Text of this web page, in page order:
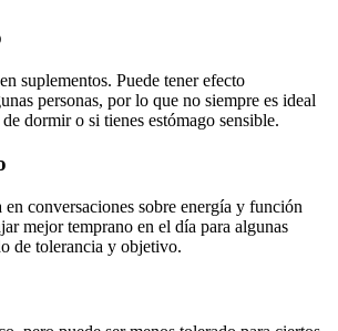
suplementos. Puede tener efecto
personas, por lo que no siempre es ideal
dormir o si tienes estómago sensible.
en conversaciones sobre energía y función
mejor temprano en el día para algunas
de tolerancia y objetivo.